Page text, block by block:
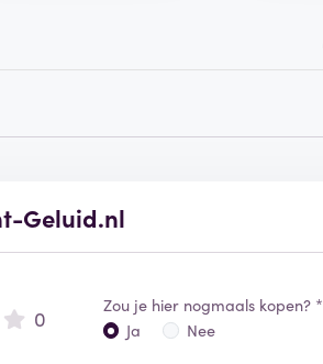
Geluid.nl
0
Zou je hier nogmaals kopen? *
Ja
Nee